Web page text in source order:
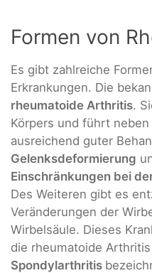
Formen von
Es gibt zahlreiche
Erkrankungen. Die
rheumatoide Arthritis.
Körpers und führt neben
ausreichend guter
Gelenksdeformierung
Einschränkungen bei
Des Weiteren gibt es
Veränderungen der
Wirbelsäule. Dieses
die rheumatoide
Spondylarthritis